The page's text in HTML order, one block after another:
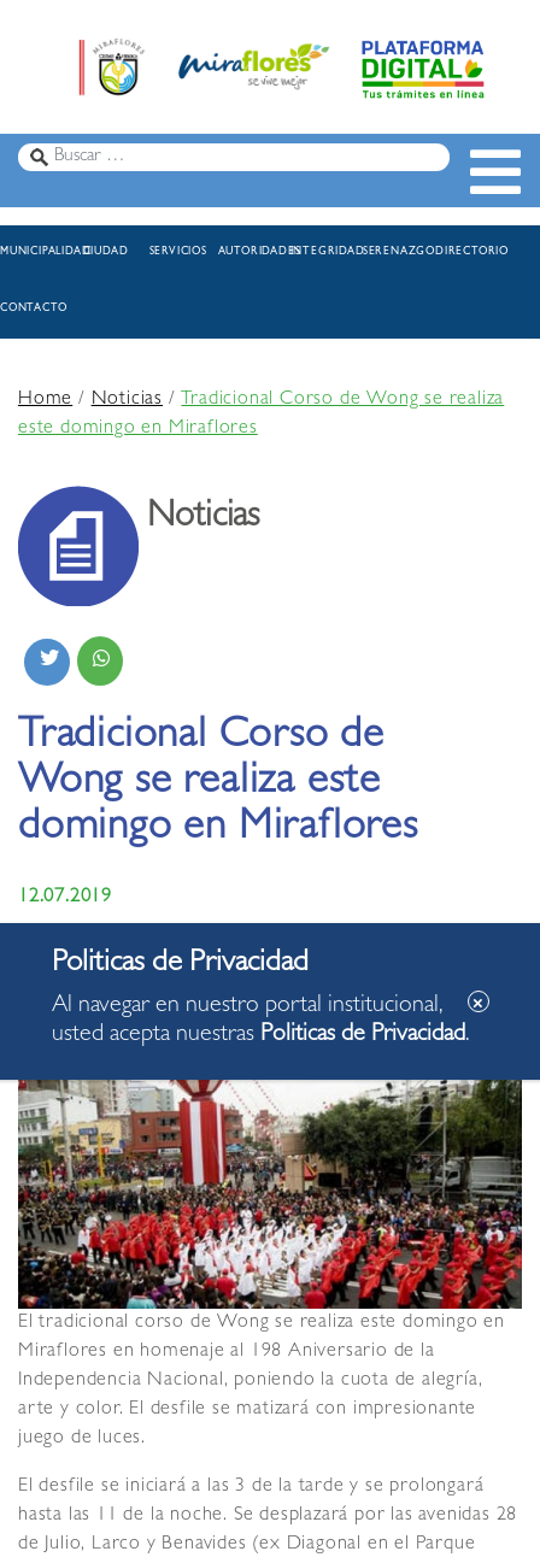
MUNICIPALIDADCIUDAD SERVICIOS AUTORIDADESINTEGRIDADSERENAZGODIRECTORIO
CONTACTO
Home/Noticias /Tradicional Corso de Wong se realiza
este domingo en Miraflores
Noticias
Tradicional Corso de
Wong se realiza este
domingo en Miraflores
12.07.2019
En homenaje al 198 Aniversario de la Independencia
El tradicional corso de Wong se realiza este domingo en
Miraflores en homenaje al 198 Aniversario de la
Independencia Nacional, poniendo la cuota de alegría,
arte y color. El desfile se matizará con impresionante
juego de luces.
El desfile se iniciará a las 3 de la tarde y se prolongará
hasta las 11 de la noche. Se desplazará por las avenidas 28
de Julio, Larco y Benavides (ex Diagonal en el Parque
Al navegar en nuestro portal institucional,
usted acepta nuestras Politicas de Privacidad.